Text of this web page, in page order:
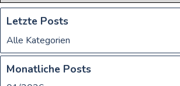
Aber was versteht man unter dieser Zahnerkrankung?
Letzte Posts
Alle Kategorien
Monatliche Posts